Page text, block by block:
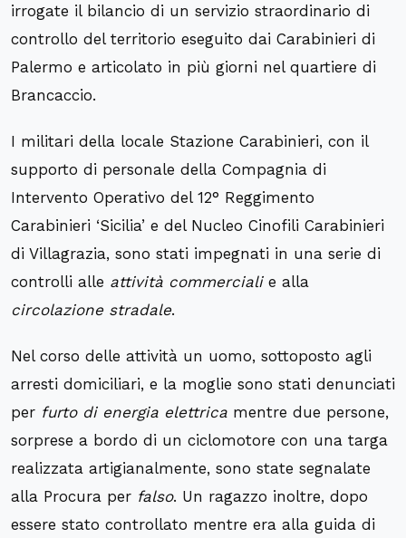
irrogate il bilancio di un servizio straordinario di
controllo del territorio eseguito dai Carabinieri di
Palermo e articolato in più giorni nel quartiere di
Brancaccio.
I militari della locale Stazione Carabinieri, con il
supporto di personale della Compagnia di
Intervento Operativo del 12° Reggimento
Carabinieri ‘Sicilia’ e del Nucleo Cinofili Carabinieri
di Villagrazia, sono stati impegnati in una serie di
controlli alle attività commercialie alla
circolazione stradale.
Nel corso delle attività un uomo, sottoposto agli
arresti domiciliari, e la moglie sono stati denunciati
per furto di energia elettrica mentre due persone,
sorprese a bordo di un ciclomotore con una targa
realizzata artigianalmente, sono state segnalate
alla Procura per falso. Un ragazzo inoltre, dopo
essere stato controllato mentre era alla guida di